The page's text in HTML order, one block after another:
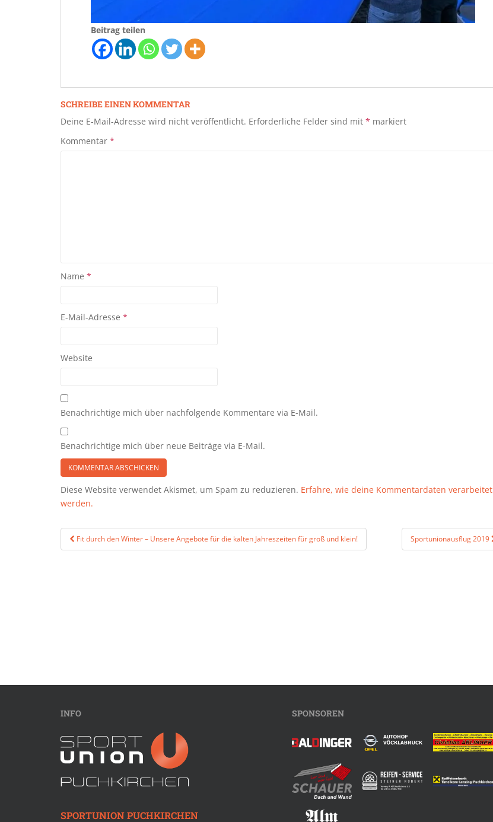
Beitrag teilen
SCHREIBE EINEN KOMMENTAR
Deine E-Mail-Adresse wird nicht veröffentlicht. Erforderliche Felder sind mit * markiert
Kommentar *
Name *
E-Mail-Adresse *
Website
Benachrichtige mich über nachfolgende Kommentare via E-Mail.
Benachrichtige mich über neue Beiträge via E-Mail.
Diese Website verwendet Akismet, um Spam zu reduzieren. Erfahre, wie deine Kommentardaten verarbeitet
werden.
Beitragsnavigation
Fit durch den Winter – Unsere Angebote für die kalten Jahreszeiten für groß und klein! Sportunionausflug 2019
INFO
SPORTUNION PUCHKIRCHEN
SPONSOREN